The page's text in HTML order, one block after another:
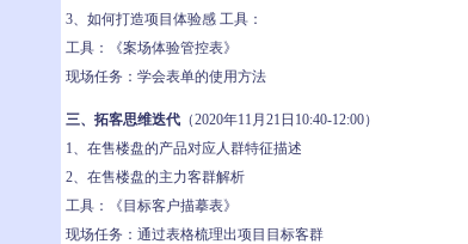
3、如何打造项目体验感 工具：
工具：《案场体验管控表》
现场任务：学会表单的使用方法
三、拓客思维迭代 （2020年11月21日10:40-12:00）
1、在售楼盘的产品对应人群特征描述
2、在售楼盘的主力客群解析
工具：《目标客户描摹表》
现场任务：通过表格梳理出项目目标客群